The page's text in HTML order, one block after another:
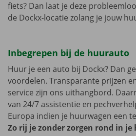
fiets? Dan laat je deze
de Dockx-locatie zolang je jouw
Inbegrepen bij de huurauto
Huur je een auto bij Dockx? Dan
voordelen. Transparante prijzen
service zijn ons uithangbord.
van 24/7 assistentie en
Europa indien je huurwagen een
Zo rij je zonder zorgen rond in